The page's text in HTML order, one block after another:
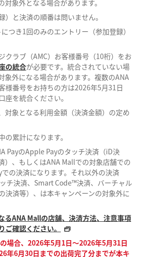
対象外となる場合があります。
）と決済の順番は問いません。
つき1回のみのエントリー（参加登録）
クラブ（AMC）お客様番号（10桁）をお
の統合が必要です。統合されていない場
象外になる場合があります。複数のANA
様番号をお持ちの方は2026年5月31日
座を統合ください。
対象となる利用金額（決済金額）の定め
累計になります。
PayのApple Payのタッチ決済（iD決
）、もしくはANA Mallでの対象店舗での
の決済になります。それ以外の決済
ッチ決済、Smart Code™決済、バーチャル
決済等）、は本キャンペーンの対象外に
るANA Mallの店舗、決済方法、注意事項
ご確認ください。
場合、2026年5月1日～2026年5月31日
年6月30日までの出荷完了分までが本キ